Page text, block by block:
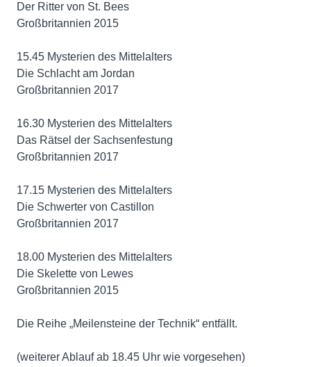
Der Ritter von St. Bees
Großbritannien 2015
15.45 Mysterien des Mittelalters
Die Schlacht am Jordan
Großbritannien 2017
16.30 Mysterien des Mittelalters
Das Rätsel der Sachsenfestung
Großbritannien 2017
17.15 Mysterien des Mittelalters
Die Schwerter von Castillon
Großbritannien 2017
18.00 Mysterien des Mittelalters
Die Skelette von Lewes
Großbritannien 2015
Die Reihe „Meilensteine der Technik“ entfällt.
(weiterer Ablauf ab 18.45 Uhr wie vorgesehen)